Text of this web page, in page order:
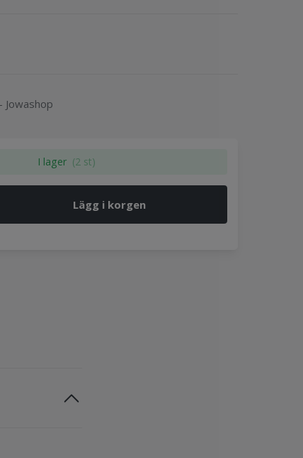
Jowashop
I lager (2 st)
Lägg i korgen